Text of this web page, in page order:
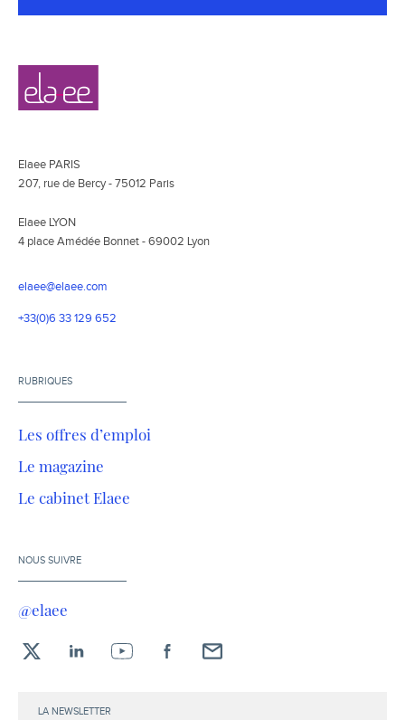
Navigation
secondaire
Elaee
Elaee PARIS
207, rue de Bercy - 75012 Paris
Elaee LYON
4 place Amédée Bonnet - 69002 Lyon
elaee@elaee.com
+33(0)6 33 129 652
RUBRIQUES
Les offres d’emploi
Le magazine
Le cabinet Elaee
NOUS SUIVRE
@elaee
LA NEWSLETTER